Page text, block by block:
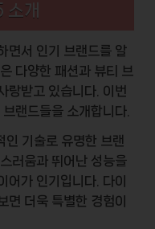
소개
면서 인기 브랜드를 알
다양한 패션과 뷰티 브
랑받고 있습니다. 이번
랜드들을 소개합니다.
기술로 유명한 브랜
러움과 뛰어난 성능을
어가 인기입니다. 다이
면 더욱 특별한 경험이